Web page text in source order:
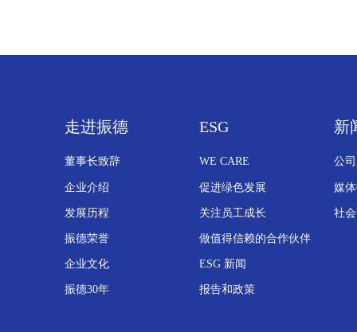
走进振德
董事长致辞
企业介绍
发展历程
振德荣誉
企业文化
振德30年
ESG
WE CARE
促进绿色发展
关注员工成长
做值得信赖的合作伙伴
ESG 新闻
报告和政策
新
公
媒
社